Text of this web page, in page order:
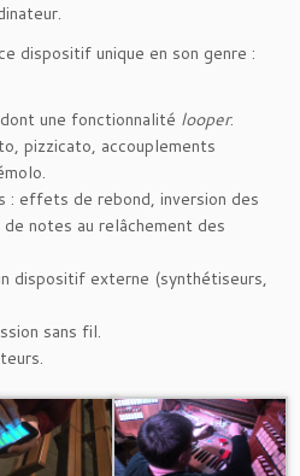
dispositif unique en son genre :
une fonctionnalité looper.
pizzicato, accouplements
: effets de rebond, inversion des
notes au relâchement des
dispositif externe (synthétiseurs,
sans fil.